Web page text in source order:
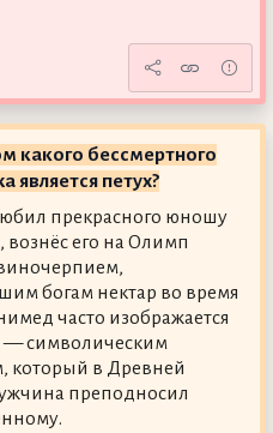
какого бессмертного
является петух?
прекрасного юношу
вознёс его на Олимп
богам нектар во время
часто изображается
— символическим
который в Древней
преподносил